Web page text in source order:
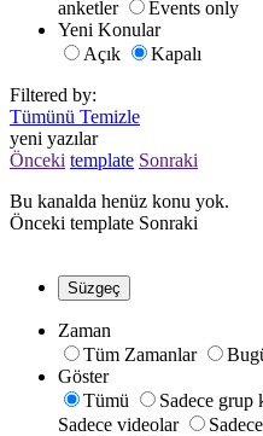
anketler
Events only
Yeni Konular
Açık
Kapalı
Filtered by:
Tümünü Temizle
yeni yazılar
Önceki template Sonraki
Bu kanalda henüz konu yok.
Önceki template Sonraki
Süzgeç
Zaman
Tüm Zamanlar
Göster
Tümü
Sadece grup
Sadece videolar